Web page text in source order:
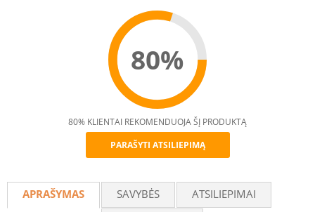
80%
Recommend
80% KLIENTAI REKOMENDUOJA ŠĮ PRODUKTĄ
PARAŠYTI ATSILIEPIMĄ
APRAŠYMAS SAVYBĖS
ATSILIEPIMAI